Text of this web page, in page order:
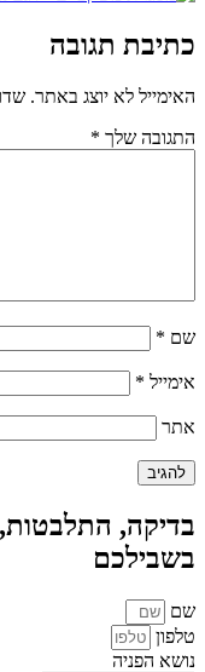
כתיבת תגובה
האימייל לא יוצג באתר.
התגובה שלך *
שם *
אימייל *
אתר
בדיקה,
בשבילכם
שם
טלפון
נושא הפניה